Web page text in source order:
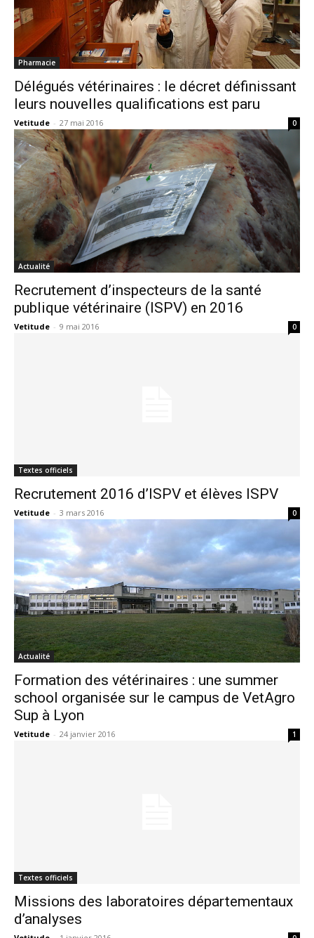
Pharmacie
Délégués vétérinaires : le décret définissant
leurs nouvelles qualifications est paru
Vetitude - 27 mai 2016 0
Actualité
Recrutement d’inspecteurs de la santé
publique vétérinaire (ISPV) en 2016
Vetitude - 9 mai 2016 0
Textes officiels
Recrutement 2016 d’ISPV et élèves ISPV
Vetitude - 3 mars 2016 0
Actualité
Formation des vétérinaires : une summer
school organisée sur le campus de VetAgro
Sup à Lyon
Vetitude - 24 janvier 2016 1
Textes officiels
Missions des laboratoires départementaux
d’analyses